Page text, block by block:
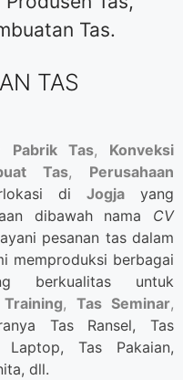
Tas.
TAS
Pabrik Tas, Konveksi
Tas, Perusahaan
diJogja
yang
dibawah nama CV
pesanan tas dalam
memproduksi berbagai
berkualitas untuk
, Tas Seminar,
Tas Ransel, Tas
Tas Pakaian,
dll.